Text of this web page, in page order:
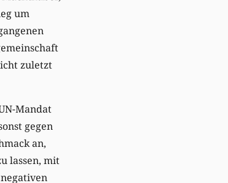
um
zuletzt
Mandat
gegen
an,
lassen, mit